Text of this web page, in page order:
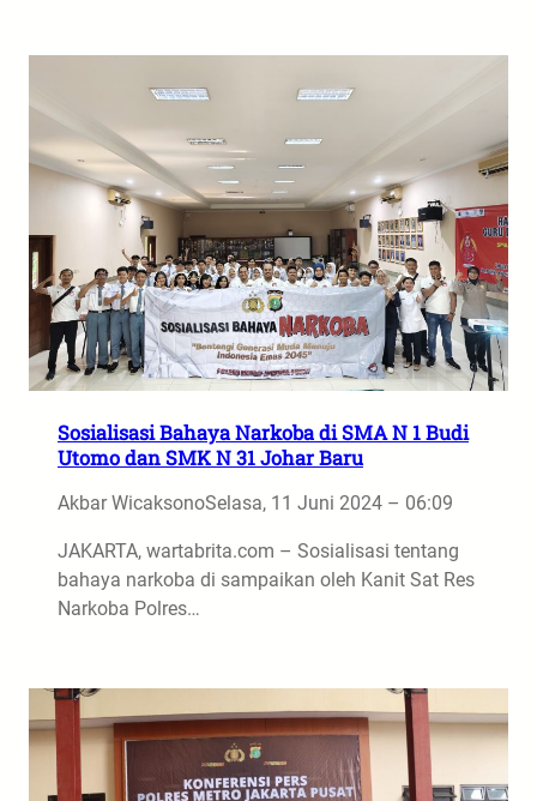
Sosialisasi Bahaya Narkoba di SMA N 1 Budi
Utomo dan SMK N 31 Johar Baru
Akbar WicaksonoSelasa, 11 Juni 2024 – 06:09
JAKARTA, wartabrita.com – Sosialisasi tentang
bahaya narkoba di sampaikan oleh Kanit Sat Res
Narkoba Polres…